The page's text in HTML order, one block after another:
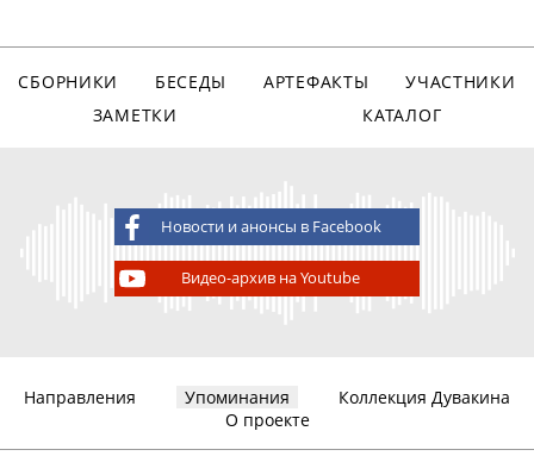
СБОРНИКИ БЕСЕДЫ АРТЕФАКТЫ
УЧАСТНИКИ
ЗАМЕТКИ
КАТАЛОГ
Новости и анонсы в Facebook
Видео-архив на Youtube
Направления Упоминания
Коллекция Дувакина
О проекте